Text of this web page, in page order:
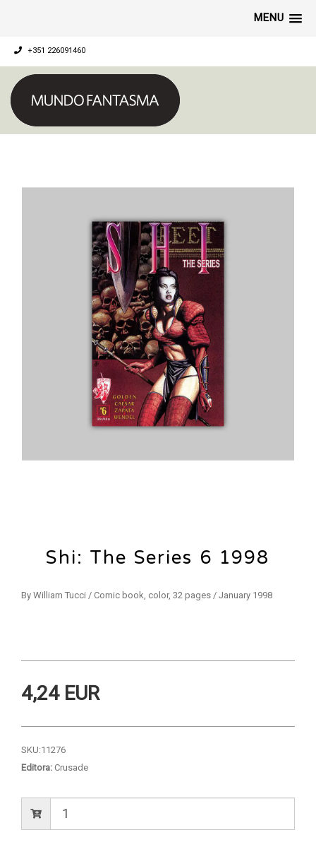
MENU
+351 226091460
Shi: The Series 6 1998
By William Tucci / Comic book, color, 32 pages / January 1998
4,24 EUR
SKU:11276
Editora: Crusade